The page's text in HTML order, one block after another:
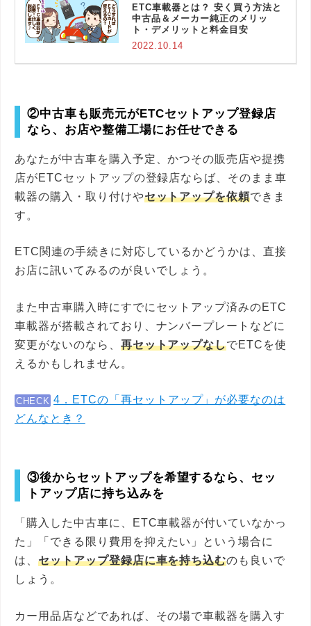
ETC車載器とは？ 安く買う方法と
中古品＆メーカー純正のメリッ
ト・デメリットと料金目安
2022.10.14
②中古車も販売元がETCセットアップ登録店
なら、お店や整備工場にお任せできる
あなたが中古車を購入予定、かつその販売店や提携
店がETCセットアップの登録店ならば、そのまま車
載器の購入・取り付けやセットアップを依頼できま
す。
ETC関連の手続きに対応しているかどうかは、直接
お店に訊いてみるのが良いでしょう。
また中古車購入時にすでにセットアップ済みのETC
車載器が搭載されており、ナンバープレートなどに
変更がないのなら、 再セットアップなしでETCを使
えるかもしれません。
CHECK 4．ETCの「再セットアップ」が必要なのは
どんなとき？
③後からセットアップを希望するなら、セッ
トアップ店に持ち込みを
「購入した中古車に、ETC車載器が付いていなかっ
た」「できる限り費用を抑えたい」という場合に
は、 セットアップ登録店に車を持ち込むのも良いで
しょう。
カー用品店などであれば、その場で車載器を購入す